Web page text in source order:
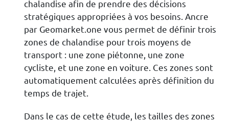
chalandise afin de prendre des décisions
stratégiques appropriées à vos besoins. Ancre
par Geomarket.one vous permet de définir trois
zones de chalandise pour trois moyens de
transport : une zone piétonne, une zone
cycliste, et une zone en voiture. Ces zones sont
automatiquement calculées après définition du
temps de trajet.
Dans le cas de cette étude, les tailles des zones